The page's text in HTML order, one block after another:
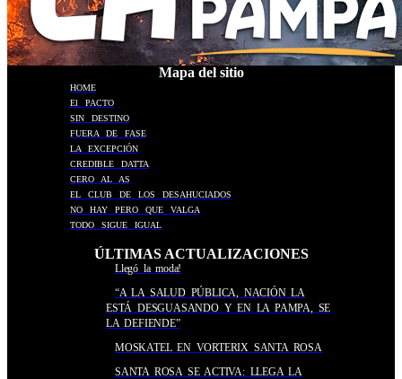
Mapa del sitio
HOME
El PACTO
SIN DESTINO
FUERA DE FASE
LA EXCEPCIÓN
CREDIBLE DATTA
CERO AL AS
EL CLUB DE LOS DESAHUCIADOS
NO HAY PERO QUE VALGA
TODO SIGUE IGUAL
ÚLTIMAS ACTUALIZACIONES
Llegó la moda!
“A LA SALUD PÚBLICA, NACIÓN LA
ESTÁ DESGUASANDO Y EN LA PAMPA, SE
LA DEFIENDE”
MOSKATEL EN VORTERIX SANTA ROSA
SANTA ROSA SE ACTIVA: LLEGA LA